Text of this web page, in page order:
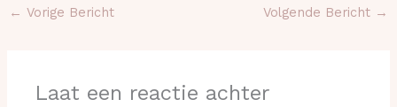
← Vorige Bericht Volgende Bericht →
Laat een reactie achter